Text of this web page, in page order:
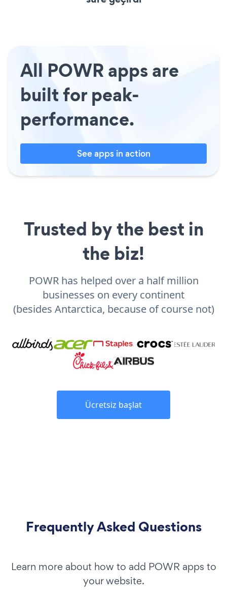
All POWR apps are
built for peak-
performance.
See apps in action
Trusted by the best in
the biz!
POWR has helped over a half million
businesses on every continent
(besides Antarctica, because of course not)
Ücretsiz başlat
Frequently Asked Questions
Learn more about how to add POWR apps to
your website.